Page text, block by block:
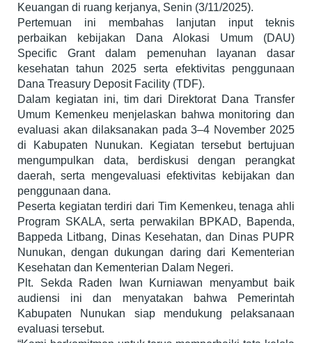
Keuangan di ruang kerjanya, Senin (3/11/2025).
Pertemuan ini membahas lanjutan input teknis
perbaikan kebijakan Dana Alokasi Umum (DAU)
Specific Grant dalam pemenuhan layanan dasar
kesehatan tahun 2025 serta efektivitas penggunaan
Dana Treasury Deposit Facility (TDF).
Dalam kegiatan ini, tim dari Direktorat Dana Transfer
Umum Kemenkeu menjelaskan bahwa monitoring dan
evaluasi akan dilaksanakan pada 3–4 November 2025
di Kabupaten Nunukan. Kegiatan tersebut bertujuan
mengumpulkan data, berdiskusi dengan perangkat
daerah, serta mengevaluasi efektivitas kebijakan dan
penggunaan dana.
Peserta kegiatan terdiri dari Tim Kemenkeu, tenaga ahli
Program SKALA, serta perwakilan BPKAD, Bapenda,
Bappeda Litbang, Dinas Kesehatan, dan Dinas PUPR
Nunukan, dengan dukungan daring dari Kementerian
Kesehatan dan Kementerian Dalam Negeri.
Plt. Sekda Raden Iwan Kurniawan menyambut baik
audiensi ini dan menyatakan bahwa Pemerintah
Kabupaten Nunukan siap mendukung pelaksanaan
evaluasi tersebut.